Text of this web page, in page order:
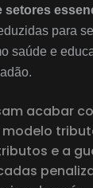
setores
para
saúde e
acabar
e a